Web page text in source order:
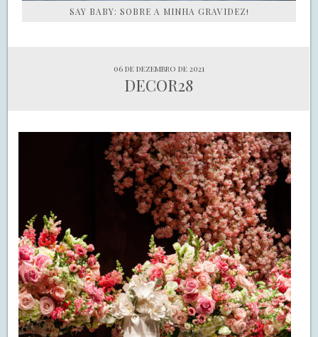
SAY BABY: SOBRE A MINHA GRAVIDEZ!
06 de dezembro de 2021
DECOR28